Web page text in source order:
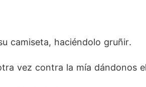
camiseta, haciéndolo gruñir.
vez contra la mía dándonos